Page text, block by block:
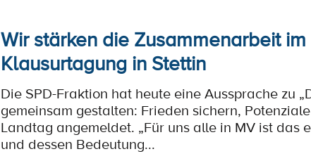
Wir stärken die Zusammenarbeit
Klausurtagung in Stettin
Die SPD-Fraktion hat heute eine Aussprache zu
gemeinsam gestalten: Frieden sichern,
Landtag angemeldet. „Für uns alle in MV ist das
und dessen Bedeutung...